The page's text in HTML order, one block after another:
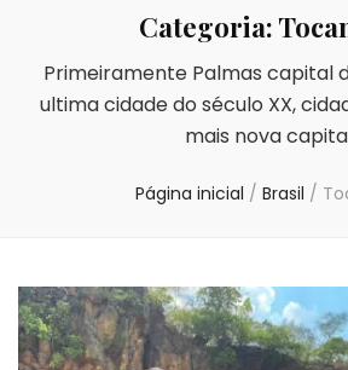
Categoria:
Primeiramente Palmas capital
ultima cidade do século XX,
mais nova
Página inicial / Brasil /